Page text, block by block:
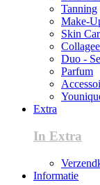
Tanning
Make-
Skin
Duo -
Parfum
Extra
In Extra
Informatie